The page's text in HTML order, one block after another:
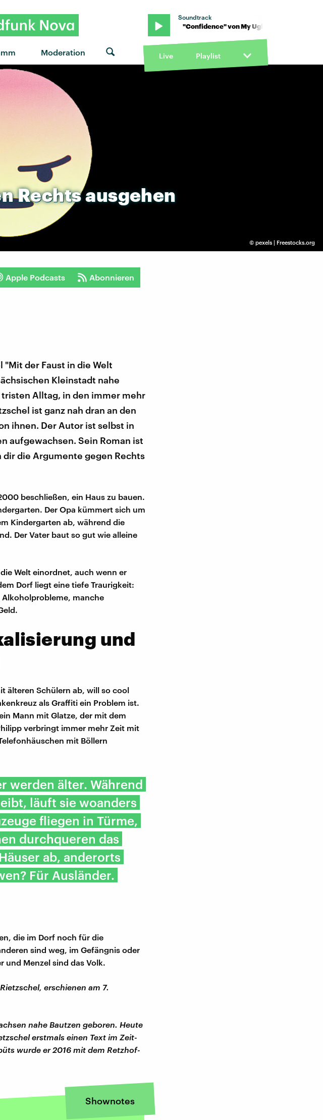
Moderation
Soundtrack
"Confidence" von My Ugly Clementine · "Confidence" von My Ugly Clementine · "Confidence"
Live Playlist
© pexels | Freestocks.org
Rechtsausgehen
Apple Podcasts Abonnieren
"Mit der Faust in die Welt
Kleinstadt nahe
Alltag, in den immer mehr
ist ganz nah dran an den
ihnen. Der Autor ist selbst in
aufgewachsen. Sein Roman ist
die Argumente gegen Rechts
beschließen, ein Haus zu bauen.
Der Opa kümmert sich um
Kindergarten ab, während die
Der Vater baut so gut wie alleine
Welt einordnet, auch wenn er
Dorf liegt eine tiefe Traurigkeit:
Alkoholprobleme, manche
und
älteren Schülern ab, will so cool
als Graffiti ein Problem ist.
Mann mit Glatze, der mit dem
verbringt immer mehr Zeit mit
mit Böllern
werden älter. Während
läuft sie woanders
fliegen in Türme,
durchqueren das
ab, anderorts
Für Ausländer.
die im Dorf noch für die
sind weg, im Gefängnis oder
und Menzel sind das Volk.
erschienen am 7.
nahe Bautzen geboren. Heute
erstmals einen Text im Zeit-
wurde er 2016 mit dem Retzhof-
Shownotes